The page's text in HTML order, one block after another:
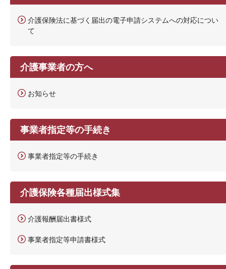
介護保険法に基づく届出の電子申請システムへの対応につい
て
介護事業者の方へ
お知らせ
事業者指定等の手続き
事業者指定等の手続き
介護保険各種届出様式集
介護報酬届出書様式
事業者指定等申請書様式